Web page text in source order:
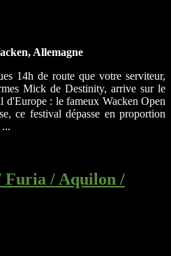
Allemagne
14h de route que votre serviteur,
Mick de Destinity, arrive sur le
d'Europe : le fameux Wacken Open
ce festival dépasse en proportion
/ Aquilon /